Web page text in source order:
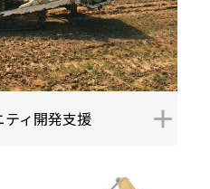
ィ開発支援